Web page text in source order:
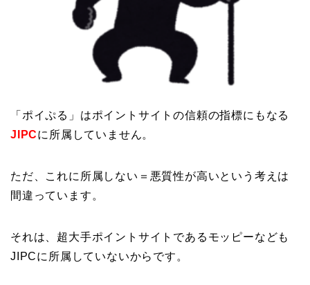
「ポイぷる」はポイントサイトの信頼の指標にもなる
JIPCに所属していません。
ただ、これに所属しない＝悪質性が高いという考えは
間違っています。
それは、超大手ポイントサイトであるモッピーなども
JIPCに所属していないからです。